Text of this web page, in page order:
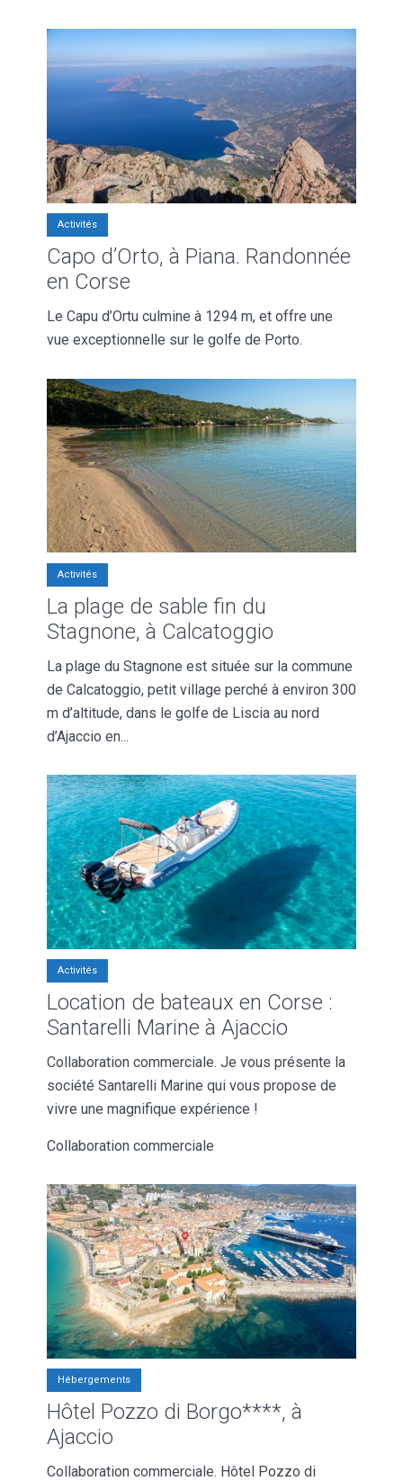
Activités
Capo d’Orto, à Piana. Randonnée
en Corse
Le Capu d’Ortu culmine à 1294 m, et offre une
vue exceptionnelle sur le golfe de Porto.
Activités
La plage de sable fin du
Stagnone, à Calcatoggio
La plage du Stagnone est située sur la commune
de Calcatoggio, petit village perché à environ 300
m d’altitude, dans le golfe de Liscia au nord
d’Ajaccio en...
Activités
Location de bateaux en Corse :
Santarelli Marine à Ajaccio
Collaboration commerciale. Je vous présente la
société Santarelli Marine qui vous propose de
vivre une magnifique expérience !
Collaboration commerciale
Hébergements
Hôtel Pozzo di Borgo****, à
Ajaccio
Collaboration commerciale. Hôtel Pozzo di